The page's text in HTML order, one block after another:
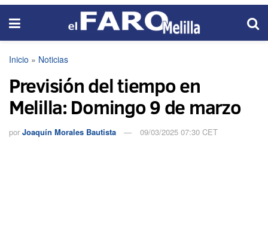
Inicio » Noticias
Previsión del tiempo en
Melilla: Domingo 9 de marzo
por Joaquín Morales Bautista 09/03/2025 07:30 CET